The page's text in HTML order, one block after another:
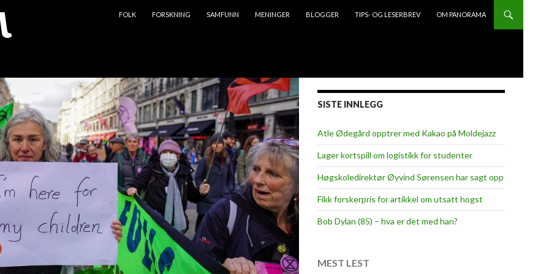
FOLK
FORSKNING SAMFUNN MENINGER BLOGGER TIPS- OG LESERBREV OM PANORAMA
SISTE INNLEGG
Atle Ødegård opptrer med Kakao på Moldejazz
Lager kortspill om logistikk for studenter
Høgskoledirektør Øyvind Sørensen har sagt opp
Fikk forskerpris for artikkel om utsatt hogst
Bob Dylan (85) – hva er det med han?
MEST LEST